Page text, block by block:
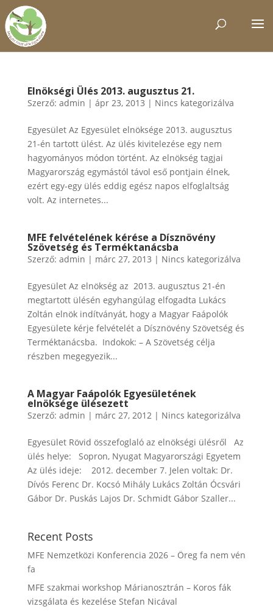
Elnökségi Ülés 2013. augusztus 21.
Szerző: admin | ápr 23, 2013 | Nincs kategorizálva
Egyesület Az Egyesület elnöksége 2013. augusztus
21-én tartott ülést. Az ülés kivitelezése egy nem
hagyományos módon történt. Az elnökség tagjai
Magyarország egymástól távol eső pontjain élnek,
ezért egy-egy ülés eddig egész napos elfoglaltság
volt. Az internetes...
MFE felvételének kérése a Dísznövény
Szövetség és Terméktanácsba
Szerző: admin | márc 27, 2013 | Nincs kategorizálva
Egyesület Az elnökség az 2013. augusztus 21-én
megtartott ülésén egyhangúlag elfogadta Lukács
Zoltán elnök indítványát, hogy a Magyar Faápolók
Egyesülete kérje felvételét a Dísznövény Szövetség és
Terméktanácsba. Indokok: – A Szövetség célja
részben megegyezik...
A Magyar Faápolók Egyesületének
elnöksége ülésezett
Szerző: admin | márc 27, 2012| Nincs kategorizálva
Egyesület Rövid összefoglaló az elnökségi ülésről Az
ülés helye: Sopron, Nyugat Magyarországi Egyetem
Az ülés ideje: 2012. december 7. Jelen voltak: Dr.
Dívós Ferenc Dr. Kocsó Mihály Lukács Zoltán Ócsvári
Gábor Dr. Puskás Lajos Dr. Schmidt Gábor Szaller...
Recent Posts
MFE Nemzetközi Konferencia 2026 – Öreg fa nem vén
fa
MFE szakmai workshop Márianosztrán – Koros fák
vizsgálata és kezelése Stefan Nicával